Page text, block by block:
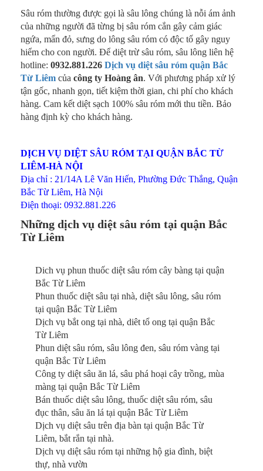
Sâu róm thường được gọi là sâu lông chúng là nỗi ám ảnh
của những người đã từng bị sâu róm cắn gây cảm giác
ngứa, mẩn đỏ, sưng do lông sâu róm có độc tố gây nguy
hiểm cho con người. Để diệt trừ sâu róm, sâu lông liên hệ
hotline: 0932.881.226 Dịch vụ diệt sâu róm quận Bắc
Từ Liêm của công ty Hoàng ân. Với phương pháp xử lý
tận gốc, nhanh gọn, tiết kiệm thời gian, chi phí cho khách
hàng. Cam kết diệt sạch 100% sâu róm mới thu tiền. Bảo
hàng định kỳ cho khách hàng.
DỊCH VỤ DIỆT SÂU RÓM TẠI QUẬN BẮC TỪ
LIÊM-HÀ NỘI
Địa chỉ : 21/14A Lê Văn Hiến, Phường Đức Thắng, Quận
Bắc Từ Liêm, Hà Nội
Điện thoại: 0932.881.226
Những dịch vụ diệt sâu róm tại quận Bắc
Từ Liêm
Dich vụ phun thuốc diệt sâu róm cây bàng tại quận
Bắc Từ Liêm
Phun thuốc diệt sâu tại nhà, diệt sâu lông, sâu róm
tại quận Bắc Từ Liêm
Dịch vụ bắt ong tại nhà, diêt tổ ong tại quận Bắc
Từ Liêm
Phun diệt sâu róm, sâu lông đen, sâu róm vàng tại
quận Bắc Từ Liêm
Công ty diệt sâu ăn lá, sâu phá hoại cây trồng, mùa
màng tại quận Bắc Từ Liêm
Bán thuốc diệt sâu lông, thuốc diệt sâu róm, sâu
đục thân, sâu ăn lá tại quận Bắc Từ Liêm
Dịch vụ diệt sâu trên địa bàn tại quận Bắc Từ
Liêm, bắt rắn tại nhà.
Dịch vụ diệt sâu róm tại những hộ gia đình, biệt
thự, nhà vườn